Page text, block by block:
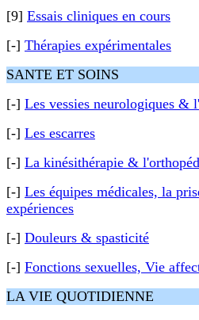
[9] Essais cliniques en cours
[-] Thérapies expérimentales
SANTE ET SOINS
[-] Les vessies neurologiques &
[-] Les escarres
[-] La kinésithérapie &
[-] Les équipes médicales, la
expériences
[-] Douleurs & spasticité
[-] Fonctions sexuelles, Vie
LA VIE QUOTIDIENNE